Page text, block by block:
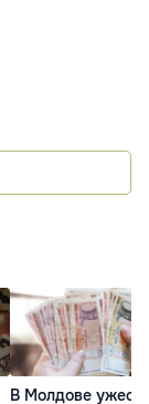
В Молдове